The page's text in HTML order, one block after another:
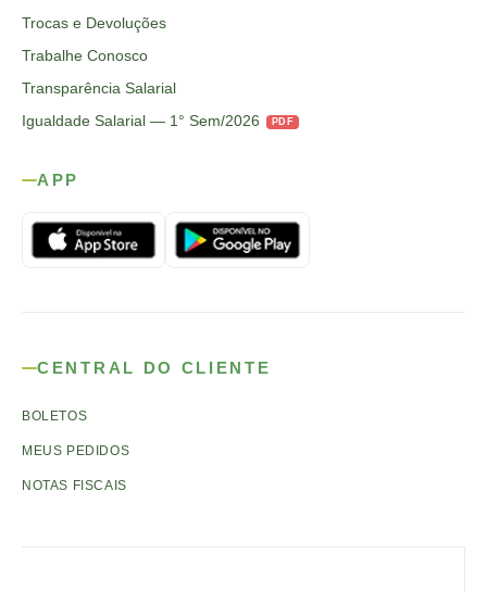
Trocas e Devoluções
Trabalhe Conosco
Transparência Salarial
Igualdade Salarial — 1° Sem/2026
PDF
APP
CENTRAL DO CLIENTE
BOLETOS
MEUS PEDIDOS
NOTAS FISCAIS